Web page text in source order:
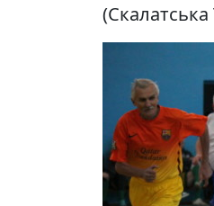
(Скалатська